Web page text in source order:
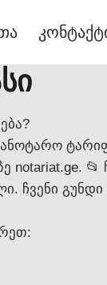
📂
ჩვენი